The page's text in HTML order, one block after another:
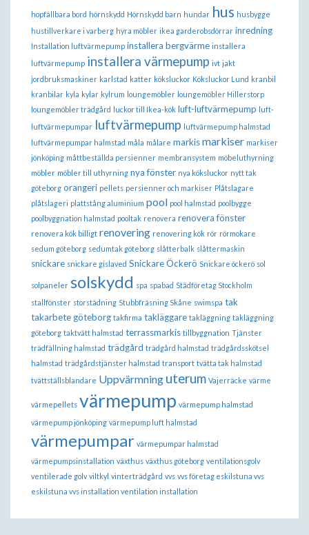
hopfällbara bord hörnskydd Hörnskydd barn hundar hus husbygge
hustillverkare i varberg hyra möbler ikea garderobsdörrar inredning
Installation luftvärmepump installera bergvärme installera
luftvärmepump installera värmepump ivt jakt
jordbruksmaskiner karlstad katter köksluckor Köksluckor Lund kranbil
kranbilar kyla kylar kylrum loungemöbler loungemöbler Hillerstorp
loungemöbler trädgård luckor till Ikea-kök luft-luftvärmepump luft-
luftvärmepumpar luftvärmepump luftvärmepump halmstad
luftvärmepumpar halmstad måla målare markismarkiser markiser
jönköping måttbeställda persienner membransystem möbeluthyrning
möbler möbler till uthyrning nya fönster nya köksluckor nytt tak
göteborg orangeri pellets persienner och markiser Plåtslagare
plåtslageri plattstång aluminium pool pool halmstad poolbygge
poolbyggnation halmstad pooltak renovera renovera fönster
renovera kök billigt renovering renovering kök rör rörmokare
sedum göteborg sedumtak göteborg slåtterbalk slåttermaskin
snickare snickare gislaved Snickare Öckerö Snickare öckerö sol
solpaneler solskydd spa spabad Städföretag Stockholm
stallfönster storstädning Stubbfräsning Skåne swimspa tak
takarbete göteborg takfirma takläggare takläggning takläggning
göteborg taktvätt halmstad terrassmarkis tillbyggnation Tjänster
trädfällning halmstad trädgård trädgård halmstad trädgårdsskötsel
halmstad trädgårdstjänster halmstad transport tvätta tak halmstad
tvättställsblandare Uppvärmning uterum Vajerräcke värme
värmepellets värmepump värmepump halmstad
värmepump jönköping värmepump luft halmstad
värmepumpar värmepumpar halmstad
värmepumpsinstallation växthus växthus göteborg ventilationsgolv
ventilerade golv viltkyl vinterträdgård vvs vvs företag eskilstuna vvs
eskilstuna vvs installation ventilation installation